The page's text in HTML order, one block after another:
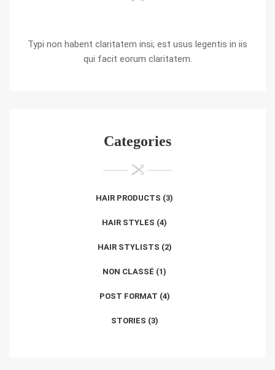
Typi non habent claritatem insi; est usus legentis in iis
qui facit eorum claritatem.
Categories
HAIR PRODUCTS (3)
HAIR STYLES (4)
HAIR STYLISTS (2)
NON CLASSÉ (1)
POST FORMAT (4)
STORIES (3)